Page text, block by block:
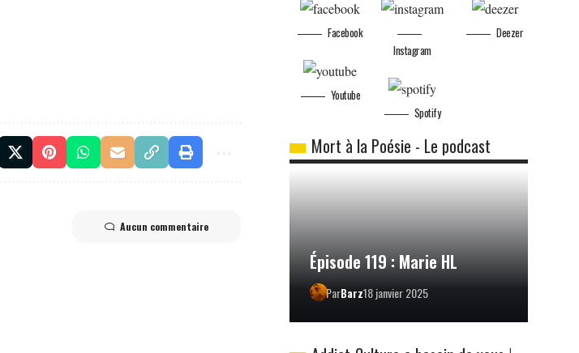
Aucun commentaire
Facebook
Youtube
Instagram
Spotify
Deezer
Mort à la Poésie - Le podcast
Épisode 119 : Marie HL
ParBarz18 janvier 2025